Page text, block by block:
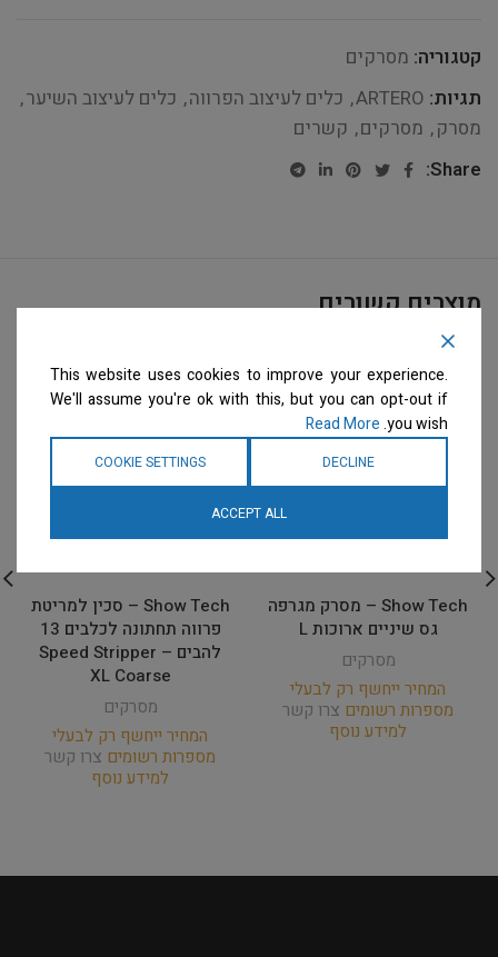
קטגוריה: מסרקים
תגיות: ARTERO
, כלים לעיצוב הפרווה, כלים לעיצוב השיער,
מסרק, מסרקים, קשרים
Share:
מוצרים קשורים
Show Tech – מסרק מגרפה
גס שיניים ארוכות L
מסרקים
המחיר ייחשף רק לבעלי
מספרות רשומים צרו קשר
למידע נוסף
Show Tech – סכין למריטת
פרווה תחתונה לכלבים 13
להבים – Speed Stripper
XL Coarse
מסרקים
המחיר ייחשף רק לבעלי
מספרות רשומים צרו קשר
למידע נוסף
This website uses cookies to improve your experience.
We'll assume you're ok with this, but you can opt-out if
you wish.
Read More
DECLINE
COOKIE SETTINGS
ACCEPT ALL